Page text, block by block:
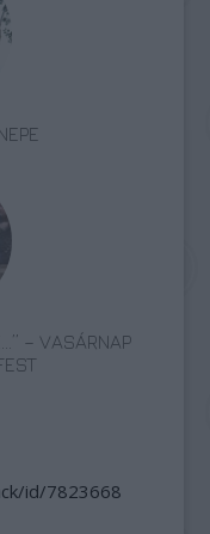
– VASÁRNAP
id/7823668